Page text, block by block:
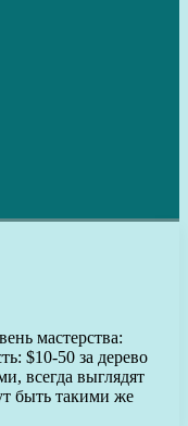
мастерства:
$10-50 за дерево
всегда выглядят
быть такими же